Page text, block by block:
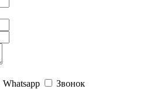
Whatsapp Звонок